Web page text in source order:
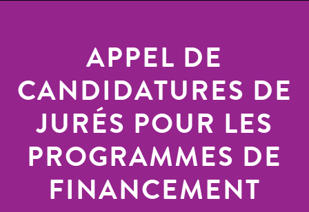
APPEL DE
CANDIDATURES DE
JURÉS POUR LES
PROGRAMMES DE
FINANCEMENT